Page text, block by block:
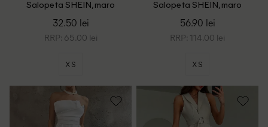
Salopeta SHEIN, maro
32.50 lei
RRP: 65.00 lei
XS
Salopeta SHEIN, maro
56.90 lei
RRP: 114.00 lei
XS